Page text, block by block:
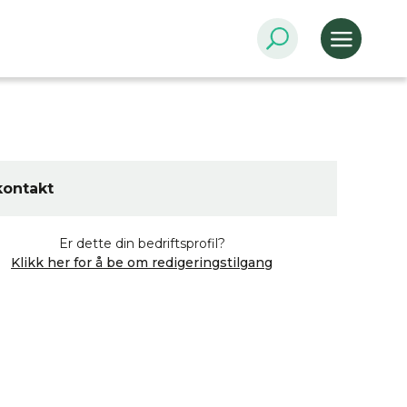
Er dette din bedriftsprofil?
Klikk her for å be om redigeringstilgang